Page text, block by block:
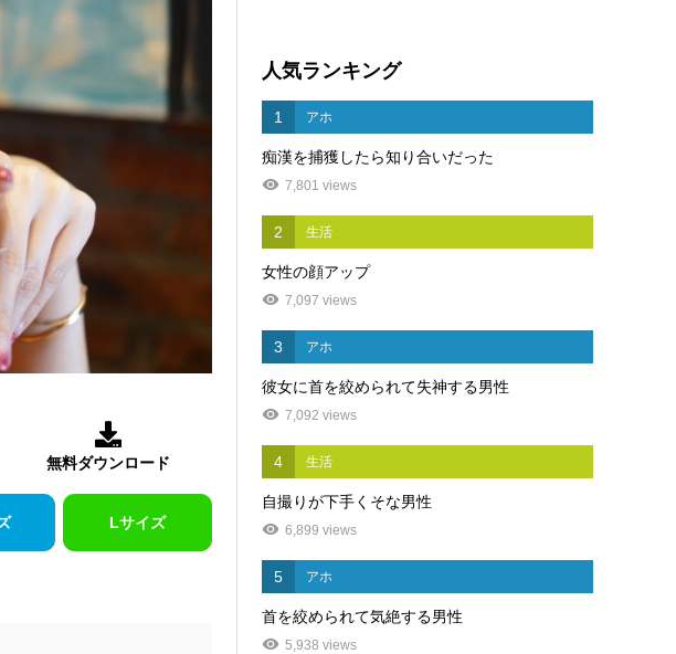

無料ダウンロード
Lサイズ
人気ランキング
1 アホ
痴漢を捕獲したら知り合いだった
7,801 views
2 生活
女性の顔アップ
7,097 views
3 アホ
彼女に首を絞められて失神する男性
7,092 views
4 生活
自撮りが下手くそな男性
6,899 views
5 アホ
首を絞められて気絶する男性
5,938 views